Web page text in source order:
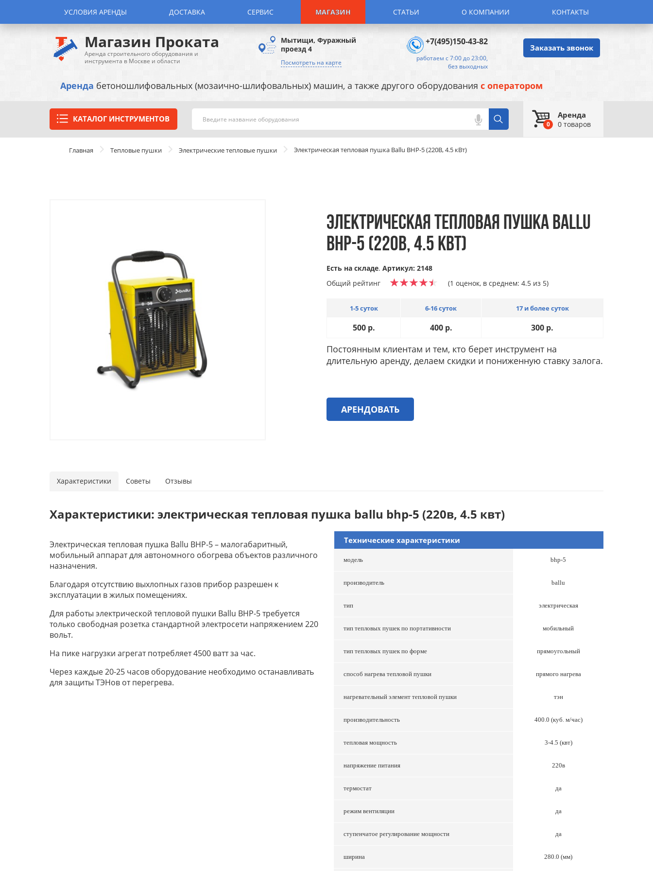
УСЛОВИЯ АРЕНДЫ ДОСТАВКА СЕРВИС МАГАЗИН СТАТЬИ О КОМПАНИИ КОНТАКТЫ
Магазин Проката
Аренда строительного оборудования и
инструмента в Москве и области
Мытищи, Фуражный
проезд 4
Посмотреть на карте
+7(495)150-43-82
работаем с 7:00 до 23:00,
без выходных
Заказать звонок
Аренда бетоношлифовальных (мозаично-шлифовальных) машин, а также другого оборудования с оператором
КАТАЛОГ ИНСТРУМЕНТОВ Поиск
0
Аренда
0товаров
Главная Тепловые пушки Электрические тепловые пушки Электрическая тепловая пушка Ballu BHP-5 (220В, 4.5 кВт)
ЭЛЕКТРИЧЕСКАЯ ТЕПЛОВАЯ ПУШКА BALLU
BHP-5 (220В, 4.5 КВТ)
Есть на складе. Артикул: 2148
Общий рейтинг
(1 оценок, в среднем: 4.5 из 5)
1-5 суток 6-16 суток 17 и более суток
500 р. 400 р. 300 р.
Постоянным клиентам и тем, кто берет инструмент на
длительную аренду, делаем скидки и пониженную ставку залога.
АРЕНДОВАТЬ
Характеристики Советы Отзывы
Характеристики: электрическая тепловая пушка ballu bhp-5 (220в, 4.5 квт)
Электрическая тепловая пушка Ballu BHP-5 – малогабаритный,
мобильный аппарат для автономного обогрева объектов различного
назначения.
Благодаря отсутствию выхлопных газов прибор разрешен к
эксплуатации в жилых помещениях.
Для работы электрической тепловой пушки Ballu BHP-5 требуется
только свободная розетка стандартной электросети напряжением 220
вольт.
На пике нагрузки агрегат потребляет 4500 ватт за час.
Через каждые 20-25 часов оборудование необходимо останавливать
для защиты ТЭНов от перегрева.
Технические характеристики
модель bhp-5
производитель ballu
тип электрическая
тип тепловых пушек по портативности мобильный
тип тепловых пушек по форме прямоугольный
способ нагрева тепловой пушки прямого нагрева
нагревательный элемент тепловой пушки тэн
производительность 400.0 (куб. м/час)
тепловая мощность 3-4.5 (квт)
напряжение питания 220в
термостат да
режим вентиляции да
ступенчатое регулирование мощности да
ширина 280.0 (мм)